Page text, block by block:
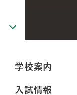
学校案内
入試情報